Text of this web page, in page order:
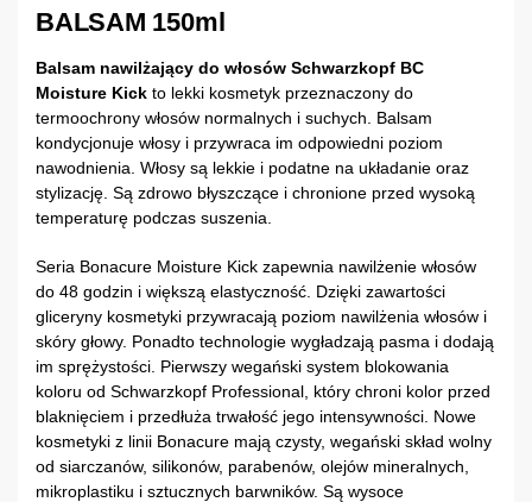
BALSAM 150ml
Balsam nawilżający do włosów Schwarzkopf BC
Moisture Kick to lekki kosmetyk przeznaczony do
termoochrony włosów normalnych i suchych. Balsam
kondycjonuje włosy i przywraca im odpowiedni poziom
nawodnienia. Włosy są lekkie i podatne na układanie oraz
stylizację. Są zdrowo błyszczące i chronione przed wysoką
temperaturę podczas suszenia.
Seria Bonacure Moisture Kick zapewnia nawilżenie włosów
do 48 godzin i większą elastyczność. Dzięki zawartości
gliceryny kosmetyki przywracają poziom nawilżenia włosów i
skóry głowy. Ponadto technologie wygładzają pasma i dodają
im sprężystości. Pierwszy wegański system blokowania
koloru od Schwarzkopf Professional, który chroni kolor przed
blaknięciem i przedłuża trwałość jego intensywności. Nowe
kosmetyki z linii Bonacure mają czysty, wegański skład wolny
od siarczanów, silikonów, parabenów, olejów mineralnych,
mikroplastiku i sztucznych barwników. Są wysoce